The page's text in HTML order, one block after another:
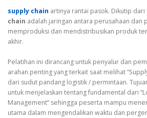
supply chain artinya rantai pasok. Dikutip
chain adalah jaringan antara perusahaan dan
memproduksi dan mendistribusikan produk
akhir.
Pelatihan ini dirancang untuk penyalur dan
arahan penting yang terkait saat melihat
dari sudut pandang logistik / permintaan.
untuk menjelaskan tentang fundamental dari
Management” sehingga peserta mampu
utama dalam mengendalikan waktu dan